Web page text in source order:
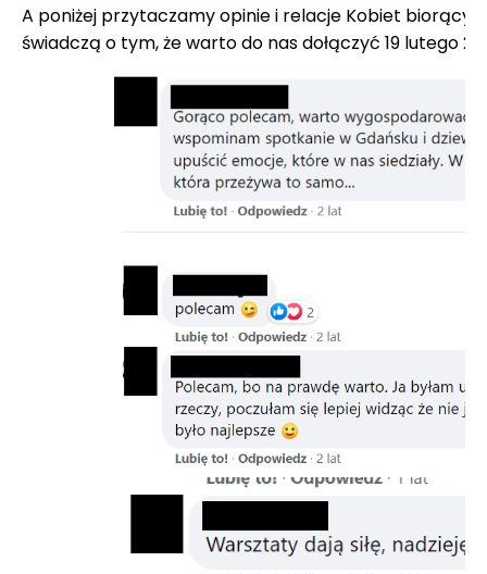
A poniżej przytaczamy opinie i relacje Kobiet
świadczą o tym, że warto do nas dołączyć 19 lutego